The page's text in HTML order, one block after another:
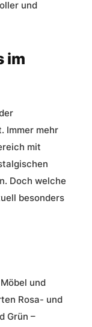
und
im
Immer mehr
mit
Doch welche
besonders
und
Rosa- und
Grün –